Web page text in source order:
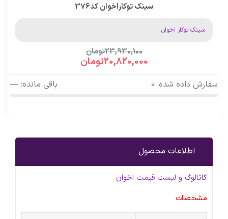
سینک توکاراخوان کد376
سینک توکار اخوان
23,930,100تومان
20,820,000تومان
سفارش داده شده: 0 باقی مانده: —
اطلاعات محصول
کاتالوگ و لیست قیمت اخوان
مشخصات